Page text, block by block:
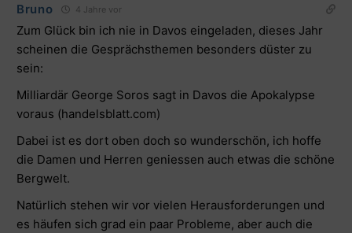
Bruno 4 Jahre vor
Zum Glück bin ich nie in Davos eingeladen, dieses Jahr
scheinen die Gesprächsthemen besonders düster zu
sein:
Milliardär George Soros sagt in Davos die Apokalypse
voraus (handelsblatt.com)
Dabei ist es dort oben doch so wunderschön, ich hoffe
die Damen und Herren geniessen auch etwas die schöne
Bergwelt.
Natürlich stehen wir vor vielen Herausforderungen und
es häufen sich grad ein paar Probleme, aber auch die